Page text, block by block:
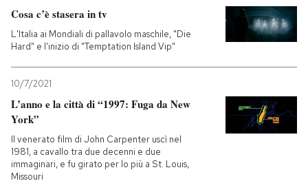
Cosa c’è stasera in tv
L'Italia ai Mondiali di pallavolo maschile, "Die
Hard" e l'inizio di "Temptation Island Vip"
10/7/2021
L’anno e la città di “1997: Fuga da New
York”
Il venerato film di John Carpenter uscì nel
1981, a cavallo tra due decenni e due
immaginari, e fu girato per lo più a St. Louis,
Missouri